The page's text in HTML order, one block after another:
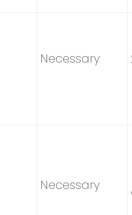
Necessary
Necessary